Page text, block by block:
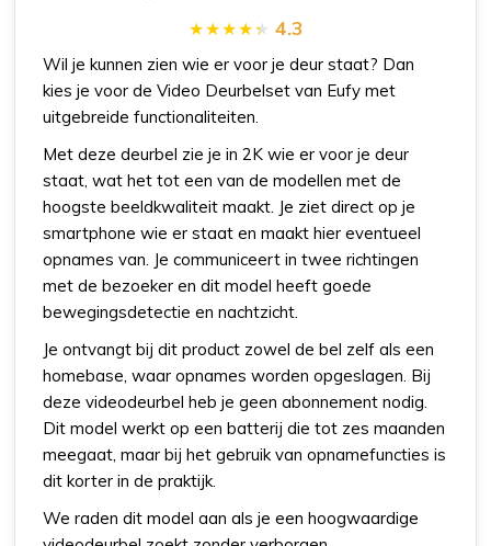
4.3
Wil je kunnen zien wie er voor je deur staat? Dan
kies je voor de Video Deurbelset van Eufy met
uitgebreide functionaliteiten.
Met deze deurbel zie je in 2K wie er voor je deur
staat, wat het tot een van de modellen met de
hoogste beeldkwaliteit maakt. Je ziet direct op je
smartphone wie er staat en maakt hier eventueel
opnames van. Je communiceert in twee richtingen
met de bezoeker en dit model heeft goede
bewegingsdetectie en nachtzicht.
Je ontvangt bij dit product zowel de bel zelf als een
homebase, waar opnames worden opgeslagen. Bij
deze videodeurbel heb je geen abonnement nodig.
Dit model werkt op een batterij die tot zes maanden
meegaat, maar bij het gebruik van opnamefuncties is
dit korter in de praktijk.
We raden dit model aan als je een hoogwaardige